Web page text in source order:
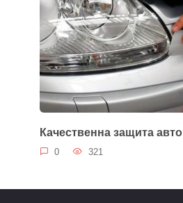
Качественна защита авто
0 321